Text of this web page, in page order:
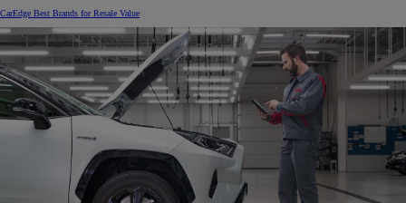
CarEdge Best Brands for Resale Value